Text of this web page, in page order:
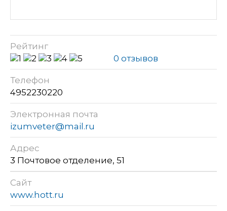
Рейтинг
0 отзывов
Телефон
4952230220
Электронная почта
izumveter@mail.ru
Адрес
3 Почтовое отделение, 51
Сайт
www.hott.ru